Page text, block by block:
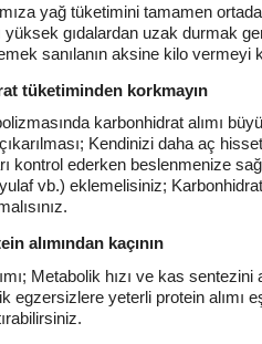
yağ tüketimini tamamen
gıdalardan uzak durmak
sanılanın aksine kilo vermeyi
tüketiminden korkmayın
karbonhidrat alımı
Kendinizi daha aç
kontrol ederken beslenmenize
vb.) eklemelisiniz;
alımından kaçının
Metabolik hızı ve kas
egzersizlere yeterli protein